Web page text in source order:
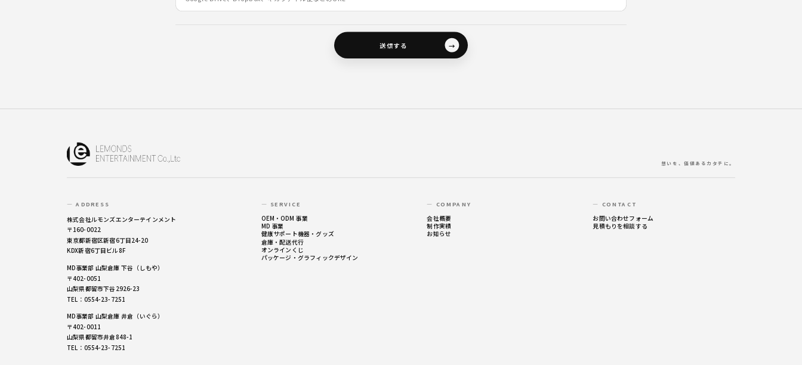
想いを、価値あるカタチに。
— ADDRESS
株式会社ルモンズエンターテインメント
〒160-0022
東京都新宿区新宿6丁目24-20
KDX新宿6丁目ビル8F
MD事業部 山梨倉庫 下谷（しもや）
〒402-0051
山梨県都留市下谷2926-23
TEL：0554-23-7251
MD事業部 山梨倉庫 井倉（いぐら）
〒402-0011
山梨県都留市井倉848-1
TEL：0554-23-7251
— SERVICE
OEM・ODM 事業
MD 事業
健康サポート機器・グッズ
倉庫・配送代行
オンラインくじ
パッケージ・グラフィックデザイン
— COMPANY
会社概要
制作実績
お知らせ
— CONTACT
お問い合わせフォーム
見積もりを相談する